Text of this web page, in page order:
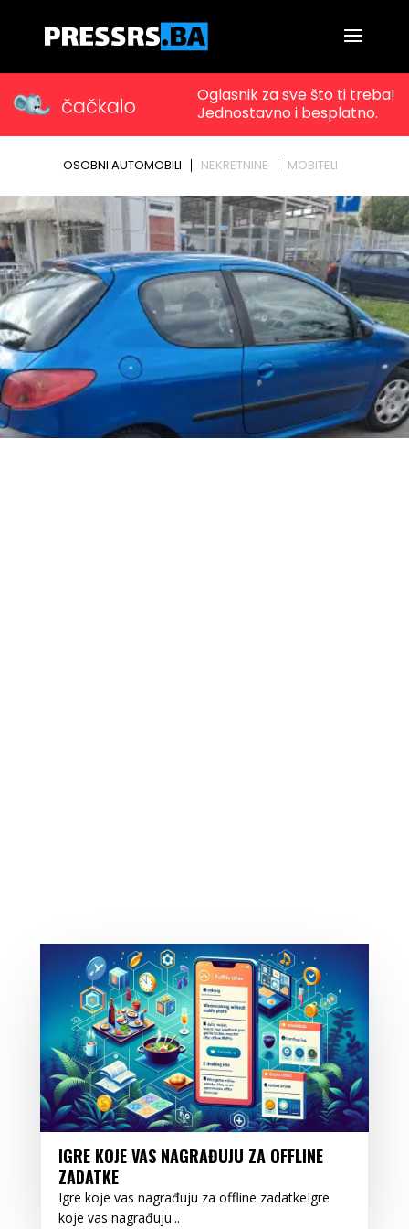
IGRE KOJE VAS NAGRAĐUJU ZA OFFLINE
ZADATKE
Igre koje vas nagrađuju za offline zadatkeIgre
koje vas nagrađuju...